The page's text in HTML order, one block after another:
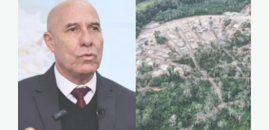
rodolfo-garcia-
esquerre—pcm